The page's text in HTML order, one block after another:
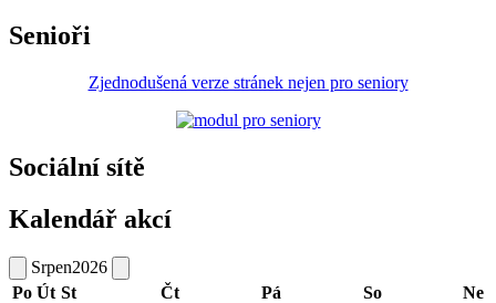
Senioři
Zjednodušená verze stránek nejen pro seniory
Sociální sítě
Kalendář akcí
Srpen2026
Po Út St Čt Pá So
Ne